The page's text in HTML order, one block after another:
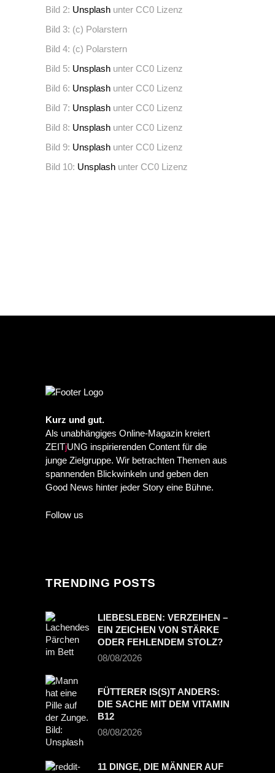
Bild 2: Unsplash unter CC0 Lizenz
Bild 3: (c) Polarstern
Bild 4: (c) Polarstern
Bild 5: Unsplash unter CC0 Lizenz
Bild 6: Unsplash unter CC0 Lizenz
Bild 7: Unsplash unter CC0 Lizenz
Bild 8: Unsplash unter CC0 Lizenz
Bild 9: Unsplash unter CC0 Lizenz
Bild 10: Unsplash unter CC0 Lizenz
Kurz und gut.
Als unabhängiges Online-Magazin kreiert
ZEITjUNG inspirierenden Content für die
junge Zielgruppe. Wir betrachten Themen aus
spannenden Blickwinkeln und geben den
Good News hinter jeder Story eine Bühne.
Follow us
TRENDING POSTS
LIEBESLEBEN: VERZEIHEN –
EIN ZEICHEN VON STÄRKE
ODER FEHLENDEM STOLZ?
08/08/2026
FÜTTERER IS(S)T ANDERS:
DIE SACHE MIT DEM VITAMIN
B12
08/08/2026
11 DINGE, DIE MÄNNER AUF